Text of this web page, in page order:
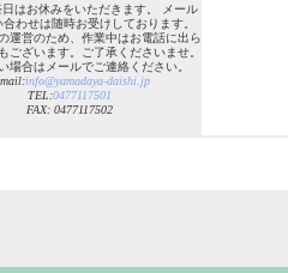
はお休みをいただきます。 メール
わせは随時お受けしております。
運営のため、作業中はお電話に出ら
ございます。ご了承くださいませ。
場合はメールでご連絡ください。
info@yamadaya-daishi.jp
TEL:0477117501
FAX: 0477117502